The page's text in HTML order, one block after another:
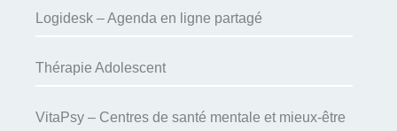
Logidesk – Agenda en ligne partagé
Thérapie Adolescent
VitaPsy – Centres de santé mentale et mieux-être